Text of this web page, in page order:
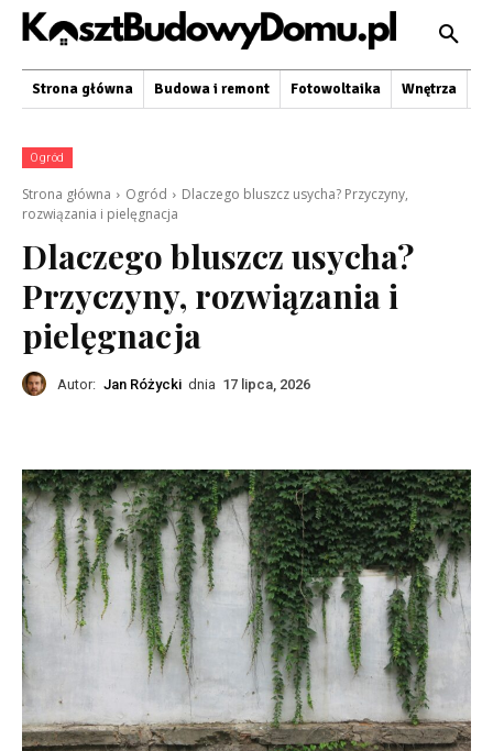
Strona główna Budowa i remont Fotowoltaika Wnętrza
Ogród
Strona główna Ogród
Dlaczego bluszcz usycha? Przyczyny,
rozwiązania i pielęgnacja
Dlaczego bluszcz usycha?
Przyczyny, rozwiązania i
pielęgnacja
Autor: Jan Różycki dnia 17 lipca, 2026